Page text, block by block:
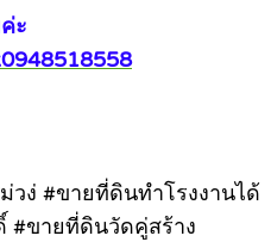
ะ
ง่ #ขายที่ดินทำโรงงานได้
#ขายที่ดินวัดคู่สร้าง